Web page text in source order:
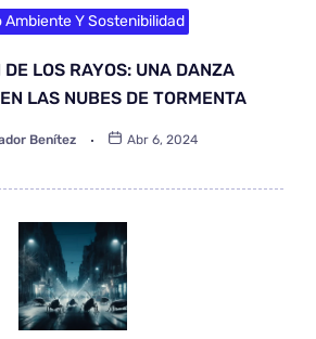
Ambiente Y Sostenibilidad
DE LOS RAYOS: UNA DANZA
LAS NUBES DE TORMENTA
Benítez Abr 6, 2024